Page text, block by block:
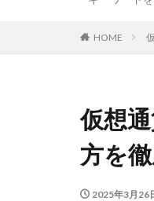
HOME
仮想
方を
2025年3月26